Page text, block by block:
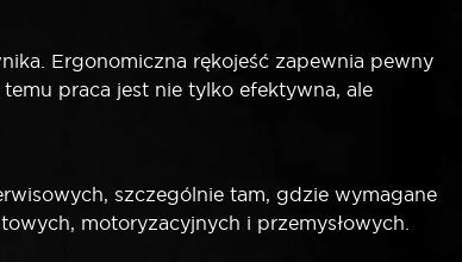
Ergonomiczna rękojeść zapewnia pewny
praca jest nie tylko efektywna, ale
szczególnie tam, gdzie wymagane
motoryzacyjnych i przemysłowych.